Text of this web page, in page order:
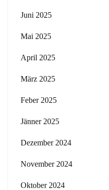
Juni 2025
Mai 2025
April 2025
März 2025
Feber 2025
Jänner 2025
Dezember 2024
November 2024
Oktober 2024